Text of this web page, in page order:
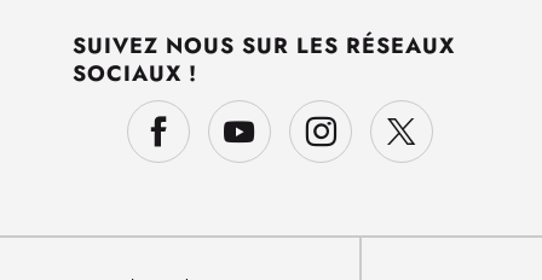
SUIVEZ NOUS SUR LES RÉSEAUX
SOCIAUX !